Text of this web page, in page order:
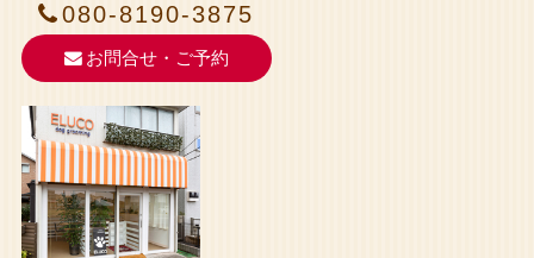
080-8190-3875
お問合せ・ご予約